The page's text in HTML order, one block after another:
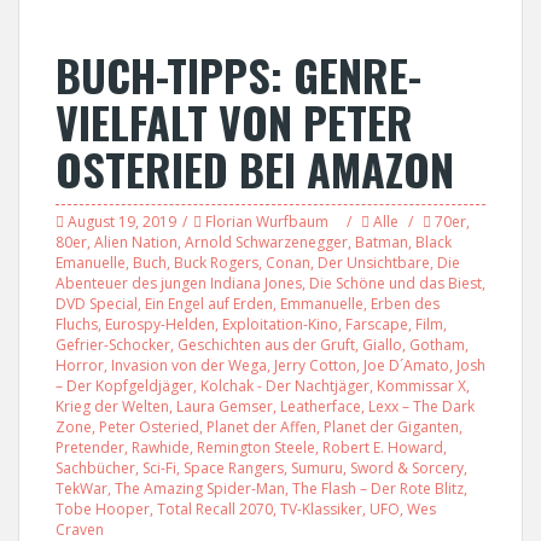
BUCH-TIPPS: GENRE-
VIELFALT VON PETER
OSTERIED BEI AMAZON
August 19, 2019 Florian Wurfbaum Alle 70er,
80er, Alien Nation, Arnold Schwarzenegger, Batman, Black
Emanuelle, Buch, Buck Rogers, Conan, Der Unsichtbare, Die
Abenteuer des jungen Indiana Jones, Die Schöne und das Biest,
DVD Special, Ein Engel auf Erden, Emmanuelle, Erben des
Fluchs, Eurospy-Helden, Exploitation-Kino, Farscape, Film,
Gefrier-Schocker, Geschichten aus der Gruft, Giallo, Gotham,
Horror, Invasion von der Wega, Jerry Cotton, Joe D´Amato, Josh
– Der Kopfgeldjäger, Kolchak - Der Nachtjäger, Kommissar X,
Krieg der Welten, Laura Gemser, Leatherface, Lexx – The Dark
Zone, Peter Osteried, Planet der Affen, Planet der Giganten,
Pretender, Rawhide, Remington Steele, Robert E. Howard,
Sachbücher, Sci-Fi, Space Rangers, Sumuru, Sword & Sorcery,
TekWar, The Amazing Spider-Man, The Flash – Der Rote Blitz,
Tobe Hooper, Total Recall 2070, TV-Klassiker, UFO, Wes
Craven